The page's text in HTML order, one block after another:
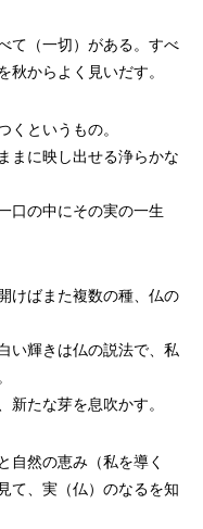
て（一切）がある。すべ
秋からよく見いだす。
くというもの。
まに映し出せる浄らかな
口の中にその実の一生
けばまた複数の種、仏の
い輝きは仏の説法で、私
新たな芽を息吹かす。
然の恵み（私を導く
て、実（仏）のなるを知